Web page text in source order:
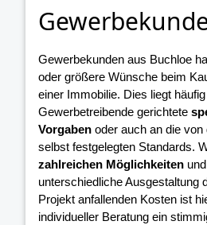
Gewerbekunden aus Buchloe
oder größere Wünsche beim
einer Immobilie. Dies liegt
Gewerbetreibende gerichtete
Vorgaben oder auch an die
selbst festgelegten Standards.
zahlreichen Möglichkeiten
unterschiedliche Ausgestaltung
Projekt anfallenden Kosten ist
individueller Beratung ein